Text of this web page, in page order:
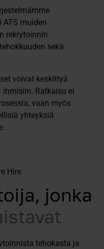
ATS muiden
rekrytoinnin
sekä
voivat keskittyä
ihmisiin. Ratkaisu ei
vaan myös
yhteyksiä
Hire
jonka
tehokasta ja